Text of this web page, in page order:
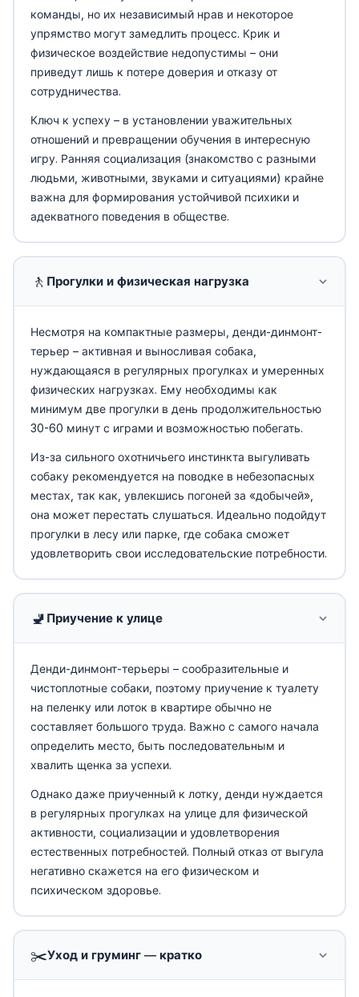
команды, но их независимый нрав и некоторое
упрямство могут замедлить процесс. Крик и
физическое воздействие недопустимы – они
приведут лишь к потере доверия и отказу от
сотрудничества.
Ключ к успеху – в установлении уважительных
отношений и превращении обучения в интересную
игру. Ранняя социализация (знакомство с разными
людьми, животными, звуками и ситуациями) крайне
важна для формирования устойчивой психики и
адекватного поведения в обществе.
🚶 Прогулки и физическая нагрузка
Несмотря на компактные размеры, денди-динмонт-
терьер – активная и выносливая собака,
нуждающаяся в регулярных прогулках и умеренных
физических нагрузках. Ему необходимы как
минимум две прогулки в день продолжительностью
30-60 минут с играми и возможностью побегать.
Из-за сильного охотничьего инстинкта выгуливать
собаку рекомендуется на поводке в небезопасных
местах, так как, увлекшись погоней за «добычей»,
она может перестать слушаться. Идеально подойдут
прогулки в лесу или парке, где собака сможет
удовлетворить свои исследовательские потребности.
🚽 Приучение к улице
Денди-динмонт-терьеры – сообразительные и
чистоплотные собаки, поэтому приучение к туалету
на пеленку или лоток в квартире обычно не
составляет большого труда. Важно с самого начала
определить место, быть последовательным и
хвалить щенка за успехи.
Однако даже приученный к лотку, денди нуждается
в регулярных прогулках на улице для физической
активности, социализации и удовлетворения
естественных потребностей. Полный отказ от выгула
негативно скажется на его физическом и
психическом здоровье.
✂️Уход и груминг — кратко